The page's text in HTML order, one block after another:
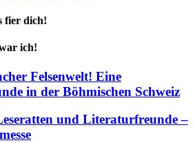
fier dich!
ich!
Felsenwelt! Eine
in der Böhmischen Schweiz
und Literaturfreunde –